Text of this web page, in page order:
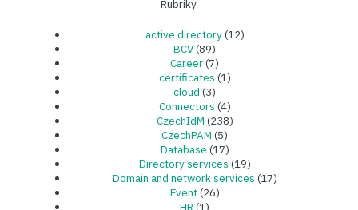
Rubriky
active directory(12)
BCV(89)
Career(7)
certificates (1)
cloud (3)
Connectors (4)
CzechIdM (238)
CzechPAM (5)
Database (17)
Directory services (19)
Domain and network services (17)
Event(26)
HR (1)